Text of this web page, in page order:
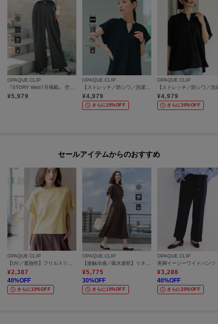
OPAQUE.CLIP
『STORY Web7月掲載』 空気パンツ《接触冷感／UVケア／吸水速乾／防シワ／洗濯機OK》
¥5,979
OPAQUE.CLIP
【ストレッチ／防シワ／洗濯機OK】スキッパーブラウス《SS～LL／5col／セットアップ可》
¥4,979
さらに20%OFF
OPAQUE.CLIP
¥4,979
さらに30%OFF
セールアイテムからのおすすめ
OPAQUE.CLIP
¥2,387
40%OFF
さらに10%OFF
OPAQUE.CLIP
¥5,775
30%OFF
さらに10%OFF
OPAQUE.CLIP
¥3,286
40%OFF
さらに20%OFF